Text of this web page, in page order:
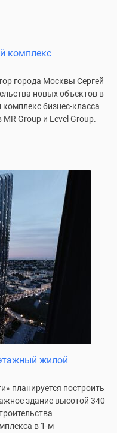
комплекс
города Москвы Сергей
новых объектов в
бизнес-класса
Group и Level Group.
жилой
планируется построить
здание высотой 340
в 1-м